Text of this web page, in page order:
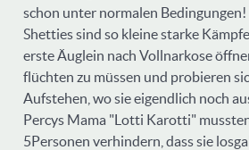
schon unter normalen
Shetties sind so kleine starke
erste Äuglein nach Vollnarkose
flüchten zu müssen und probieren
Aufstehen, wo sie eigendlich noch
Percys Mama "Lotti Karotti"
5Personen verhindern, dass sie